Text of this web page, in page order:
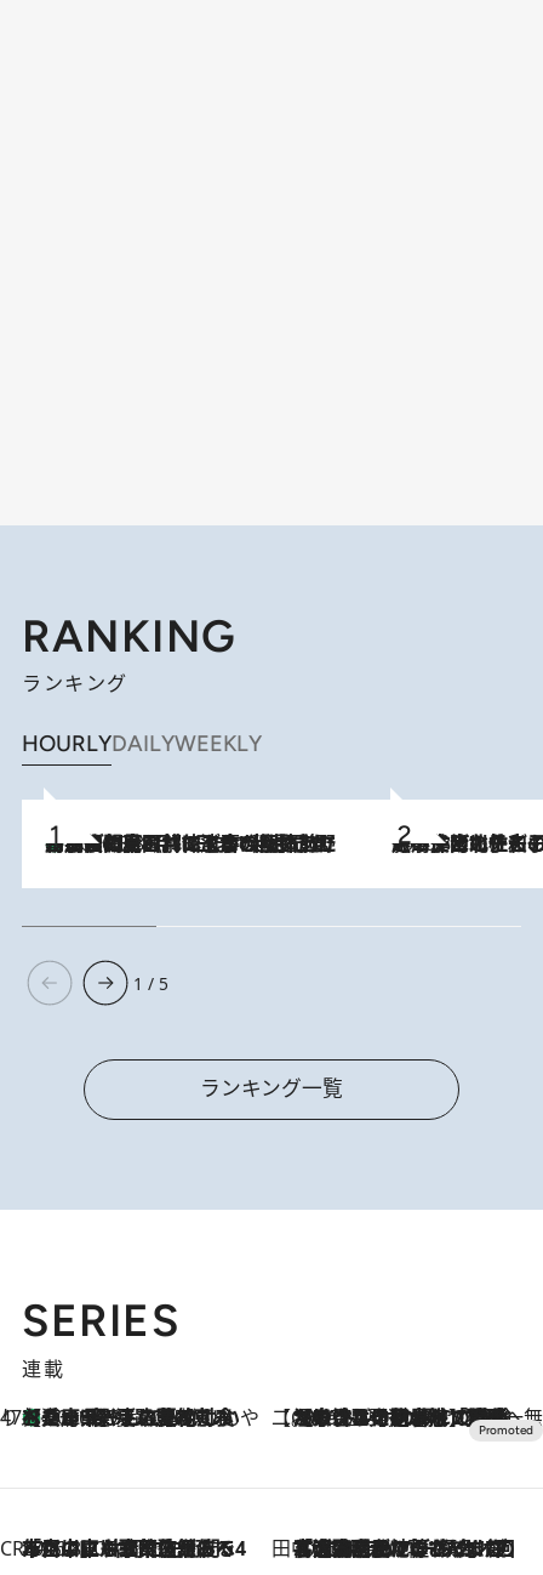
RANKING
ランキング
HOURLYDAILYWEEKLY
2026.8.8
「最後に見られてよかった」上野動物園の東園パンダ舎が解体前に特別公開。8月16日まで延長されたパネル展と共に辿る“半世紀”のパンダ飼育《解体工事の図面あり》 2026.8.3
《「文士の子ども被害者の会」発足！》阿川佐和子（72）が語る遠藤周作に北杜夫、劇作家・矢代静一の子どもたちの“文豪プライベート事件簿”
1 / 5
ランキング一覧
SERIES
連載
47都道府県の手みやげ ひんやりスイーツで夏を満喫
2026.8.8
【兵庫県】この夏絶対食べたい 冷やしておいしいおやつ3選 淡路島の恵みをジェラートに集約 【CREA×星野リゾート】唯一無二。癒しと発見が待つ場所へ
2026.8.7
【トンボの足水浴】ヒノキの香りに包まれて涼感マックス！約13℃の湧水かけ流しを避暑地「星野温泉 トンボの湯」で体験
CREA'S CHOICE
2026.8.7
「立川にも歌舞伎があるんだよ」 片岡仁左衛門・市川中車ら豪華座組みで4年目の立川立飛歌舞伎へ 田中稲の勝手に再ブーム
2026.8.7
「湘南乃風に憧れて」観客大盛上がりの“タオル回し”に、ラッパー顔負けの高速歌唱まで…さだまさし（74）のアグレッシブすぎる現在地